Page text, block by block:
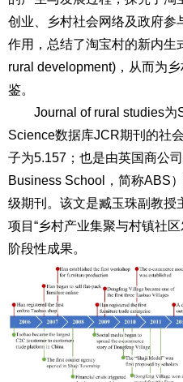
创业、乡村社会网络及政府参
作用，总结了淘宝村的新内
rural development)，从而为
鉴。
Journal of rural studies为
Science数据库JCR期刊的社
子为5.157；也是由英国商公
Business School，简称ABS
级期刊。该文是臧玉珠副教授
项目“乡村产业集聚与村镇社
阶段性成果。